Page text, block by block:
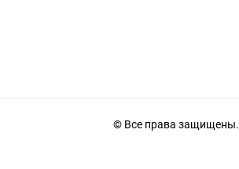
© Все права защищены.